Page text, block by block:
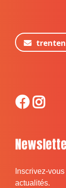
Inscrivez-
actualités.